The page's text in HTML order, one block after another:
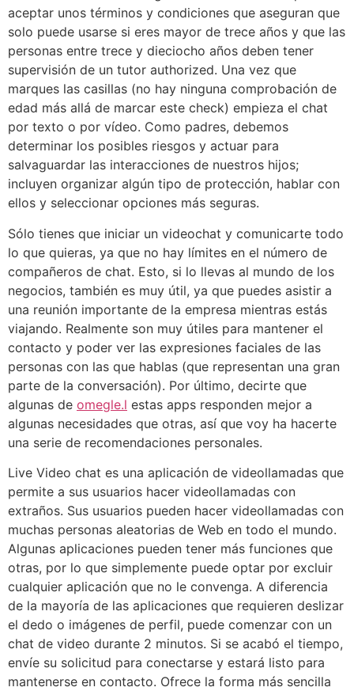
aceptar unos términos y condiciones que aseguran que
solo puede usarse si eres mayor de trece años y que las
personas entre trece y dieciocho años deben tener
supervisión de un tutor authorized. Una vez que
marques las casillas (no hay ninguna comprobación de
edad más allá de marcar este check) empieza el chat
por texto o por vídeo. Como padres, debemos
determinar los posibles riesgos y actuar para
salvaguardar las interacciones de nuestros hijos;
incluyen organizar algún tipo de protección, hablar con
ellos y seleccionar opciones más seguras.
Sólo tienes que iniciar un videochat y comunicarte todo
lo que quieras, ya que no hay límites en el número de
compañeros de chat. Esto, si lo llevas al mundo de los
negocios, también es muy útil, ya que puedes asistir a
una reunión importante de la empresa mientras estás
viajando. Realmente son muy útiles para mantener el
contacto y poder ver las expresiones faciales de las
personas con las que hablas (que representan una gran
parte de la conversación). Por último, decirte que
algunas de omegle.l estas apps responden mejor a
algunas necesidades que otras, así que voy ha hacerte
una serie de recomendaciones personales.
Live Video chat es una aplicación de videollamadas que
permite a sus usuarios hacer videollamadas con
extraños. Sus usuarios pueden hacer videollamadas con
muchas personas aleatorias de Web en todo el mundo.
Algunas aplicaciones pueden tener más funciones que
otras, por lo que simplemente puede optar por excluir
cualquier aplicación que no le convenga. A diferencia
de la mayoría de las aplicaciones que requieren deslizar
el dedo o imágenes de perfil, puede comenzar con un
chat de video durante 2 minutos. Si se acabó el tiempo,
envíe su solicitud para conectarse y estará listo para
mantenerse en contacto. Ofrece la forma más sencilla